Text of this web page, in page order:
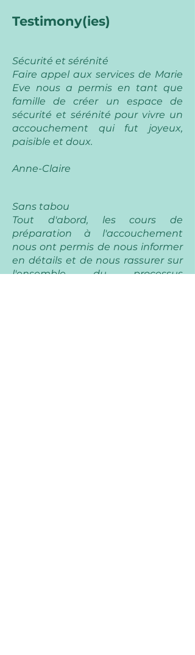
Testimony(ies)
Sécurité et sérénité
Faire appel aux services de Marie
Eve nous a permis en tant que
famille de créer un espace de
sécurité et sérénité pour vivre un
accouchement qui fut joyeux,
paisible et doux.
Anne-Claire
Sans tabou
Tout d'abord, les cours de
préparation à l'accouchement
nous ont permis de nous informer
en détails et de nous rassurer sur
l'ensemble du processus